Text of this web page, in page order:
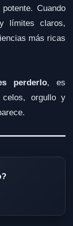
Cuando
límites claros,
más ricas
perderlo, es
orgullo y